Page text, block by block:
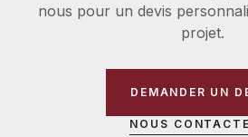
nous pour un devis
projet.
DEMANDER UN
NOUS